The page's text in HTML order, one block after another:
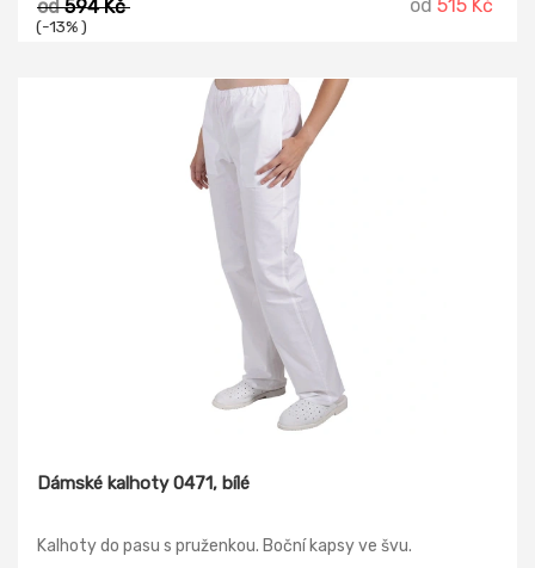
od594 Kč
(-13% )
od 515 Kč
Dámské kalhoty 0471, bílé
Kalhoty do pasu s pruženkou. Boční kapsy ve švu.